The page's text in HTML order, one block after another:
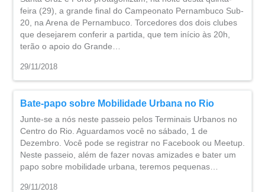
feira (29), a grande final do Campeonato Pernambuco Sub-
20, na Arena de Pernambuco. Torcedores dos dois clubes
que desejarem conferir a partida, que tem início às 20h,
terão o apoio do Grande…
29/11/2018
Bate-papo sobre Mobilidade Urbana no Rio
Junte-se a nós neste passeio pelos Terminais Urbanos no
Centro do Rio. Aguardamos você no sábado, 1 de
Dezembro. Você pode se registrar no Facebook ou Meetup.
Neste passeio, além de fazer novas amizades e bater um
papo sobre mobilidade urbana, teremos pequenas…
29/11/2018